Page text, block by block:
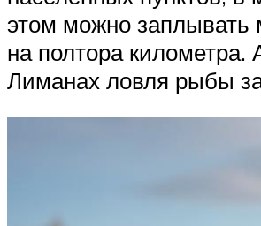
этом можно заплывать
на полтора километра.
Лиманах ловля рыбы